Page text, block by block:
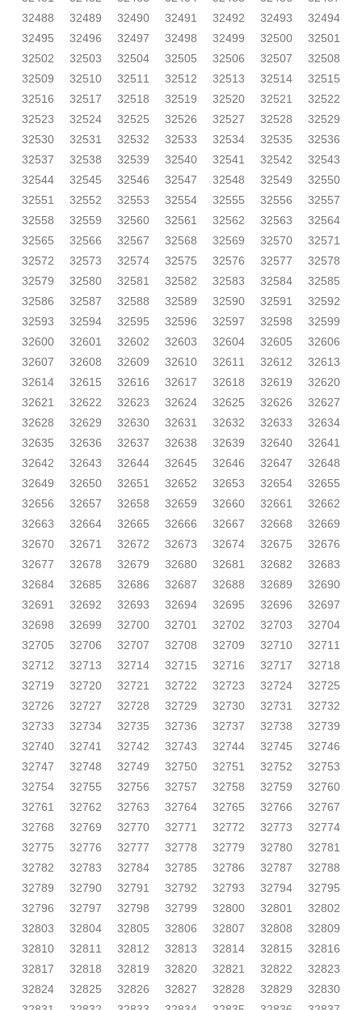
32488
32489 32490 32491 32492 32493
32494
32495
32496 32497 32498 32499 32500
32501
32502
32503 32504 32505 32506 32507
32508
32509
32510 32511 32512 32513 32514
32515
32516
32517 32518 32519 32520 32521
32522
32523
32524 32525 32526 32527 32528
32529
32530
32531 32532 32533 32534 32535
32536
32537
32538 32539 32540 32541 32542
32543
32544
32545 32546 32547 32548 32549
32550
32551
32552 32553 32554 32555 32556
32557
32558
32559 32560 32561 32562 32563
32564
32565
32566 32567 32568 32569 32570
32571
32572
32573 32574 32575 32576 32577
32578
32579
32580 32581 32582 32583 32584
32585
32586
32587 32588 32589 32590 32591
32592
32593
32594 32595 32596 32597 32598
32599
32600
32601 32602 32603 32604 32605
32606
32607
32608 32609 32610 32611 32612
32613
32614
32615 32616 32617 32618 32619
32620
32621
32622 32623 32624 32625 32626
32627
32628
32629 32630 32631 32632 32633
32634
32635
32636 32637 32638 32639 32640
32641
32642
32643 32644 32645 32646 32647
32648
32649
32650 32651 32652 32653 32654
32655
32656
32657 32658 32659 32660 32661
32662
32663
32664 32665 32666 32667 32668
32669
32670
32671 32672 32673 32674 32675
32676
32677
32678 32679 32680 32681 32682
32683
32684
32685 32686 32687 32688 32689
32690
32691
32692 32693 32694 32695 32696
32697
32698
32699 32700 32701 32702 32703
32704
32705
32706 32707 32708 32709 32710
32711
32712
32713 32714 32715 32716 32717
32718
32719
32720 32721 32722 32723 32724
32725
32726
32727 32728 32729 32730 32731
32732
32733
32734 32735 32736 32737 32738
32739
32740
32741 32742 32743 32744 32745
32746
32747
32748 32749 32750 32751 32752
32753
32754
32755 32756 32757 32758 32759
32760
32761
32762 32763 32764 32765 32766
32767
32768
32769 32770 32771 32772 32773
32774
32775
32776 32777 32778 32779 32780
32781
32782
32783 32784 32785 32786 32787
32788
32789
32790 32791 32792 32793 32794
32795
32796
32797 32798 32799 32800 32801
32802
32803
32804 32805 32806 32807 32808
32809
32810
32811 32812 32813 32814 32815
32816
32817
32818 32819 32820 32821 32822
32823
32824
32825 32826 32827 32828 32829
32830